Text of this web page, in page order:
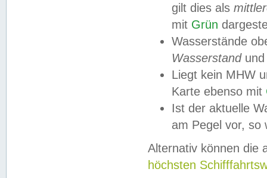
gilt dies als
mit Grün
Wasserstände
Wasserstandund
Liegt kein MHW
Karte ebenso mit
Ist der aktuelle
am Pegel vor,
Alternativ können die
höchsten